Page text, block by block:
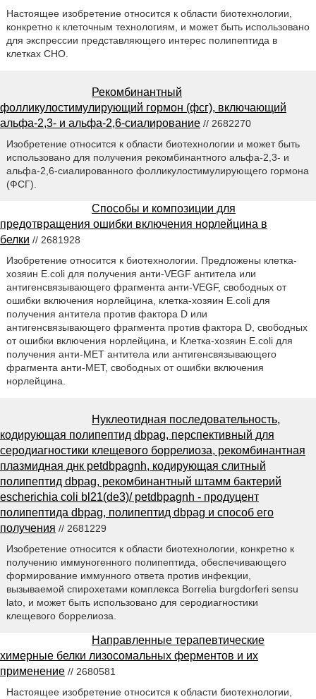
Настоящее изобретение относится к области биотехнологии,
конкретно к клеточным технологиям, и может быть использовано
для экспрессии представляющего интерес полипептида в
клетках CHO.
Рекомбинантный
фолликулостимулирующий гормон (фсг), включающий
альфа-2,3- и альфа-2,6-сиалирование // 2682270
Изобретение относится к области биотехнологии и может быть
использовано для получения рекомбинантного альфа-2,3- и
альфа-2,6-сиалированного фолликулостимулирующего гормона
(ФСГ).
Способы и композиции для
предотвращения ошибки включения норлейцина в
белки // 2681928
Изобретение относится к биотехнологии. Предложены клетка-
хозяин E.coli для получения анти-VEGF антитела или
антигенсвязывающего фрагмента анти-VEGF, свободных от
ошибки включения норлейцина, клетка-хозяин E.coli для
получения антитела против фактора D или
антигенсвязывающего фрагмента против фактора D, свободных
от ошибки включения норлейцина, и Клетка-хозяин E.coli для
получения анти-МЕТ антитела или антигенсвязывающего
фрагмента анти-МЕТ, свободных от ошибки включения
норлейцина.
Нуклеотидная последовательность,
кодирующая полипептид dbpag, перспективный для
серодиагностики клещевого боррелиоза, рекомбинантная
плазмидная днк petdbpagnh, кодирующая слитный
полипептид dbpag, рекомбинантный штамм бактерий
escherichia coli bl21(de3)/ petdbpagnh - продуцент
полипептида dbpag, полипептид dbpag и способ его
получения // 2681229
Изобретение относится к области биотехнологии, конкретно к
получению иммуногенного полипептида, обеспечивающего
формирование иммунного ответа против инфекции,
вызываемой спирохетами комплекса Borrelia burgdorferi sensu
lato, и может быть использовано для серодиагностики
клещевого боррелиоза.
Направленные терапевтические
химерные белки лизосомальных ферментов и их
применение // 2680581
Настоящее изобретение относится к области биотехнологии,